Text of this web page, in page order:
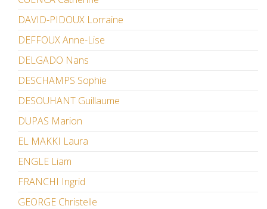
DAVID-PIDOUX Lorraine
DEFFOUX Anne-Lise
DELGADO Nans
DESCHAMPS Sophie
DESOUHANT Guillaume
DUPAS Marion
EL MAKKI Laura
ENGLE Liam
FRANCHI Ingrid
GEORGE Christelle